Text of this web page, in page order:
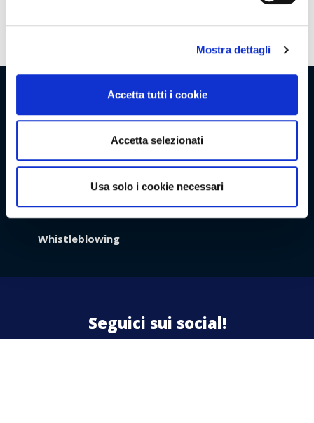
Mostra dettagli
Accetta tutti i cookie
Accetta selezionati
Usa solo i cookie necessari
Premio
Contattaci
Azienda
Lavora con noi
Contatti
Area riservata
Whistleblowing
Seguici sui social!